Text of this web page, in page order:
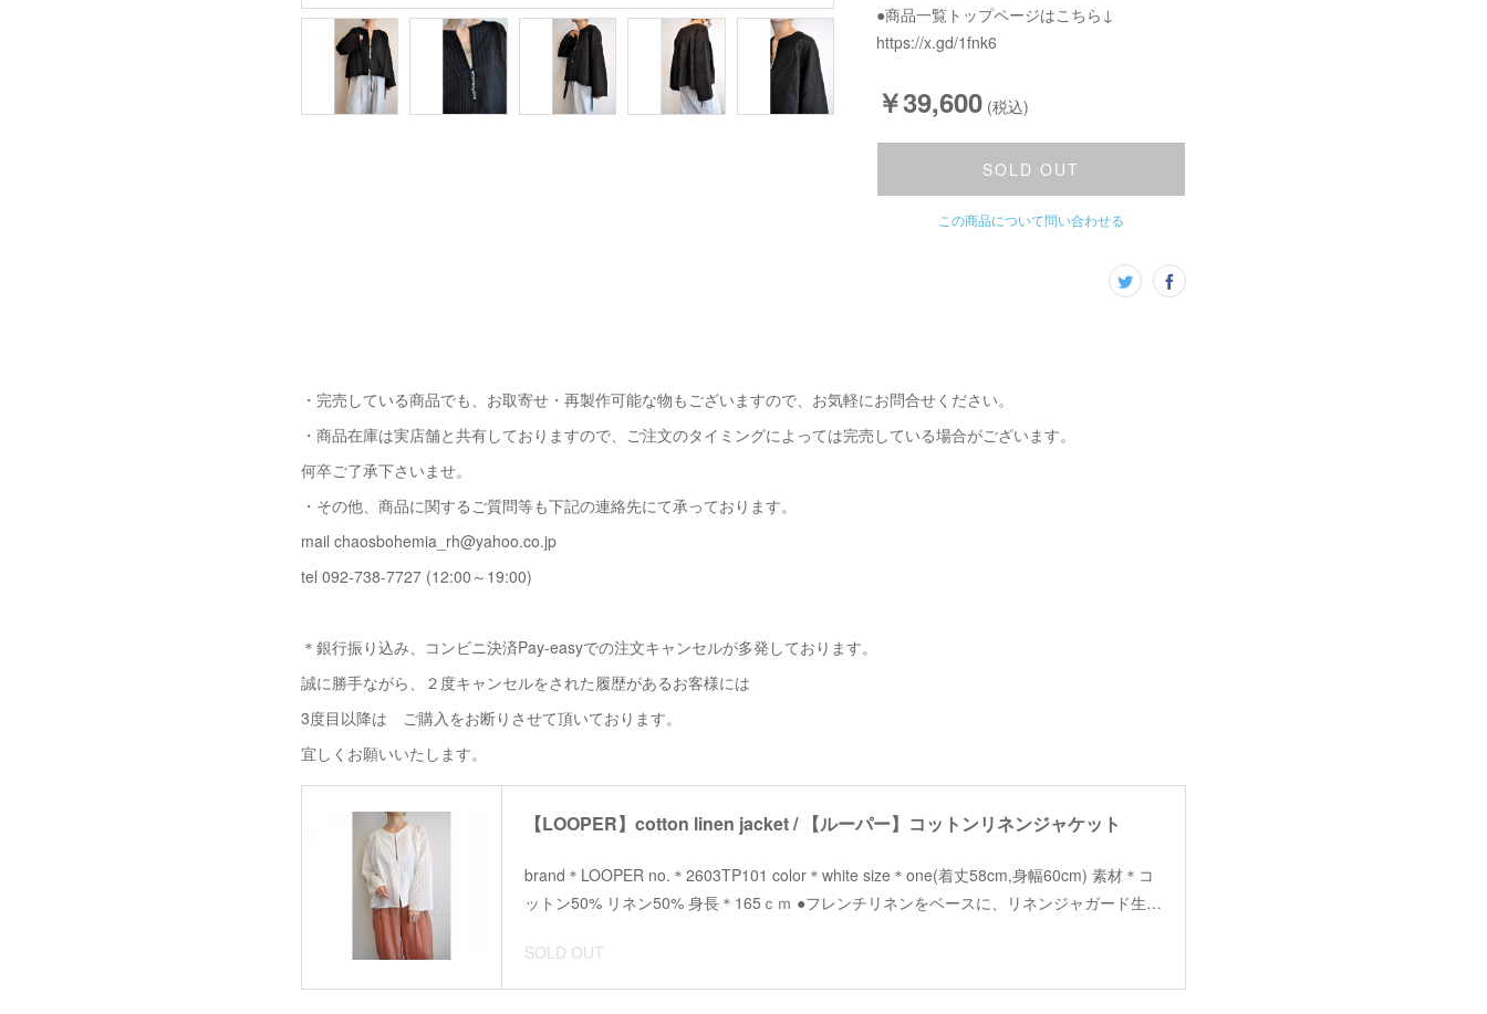
●商品一覧トップページはこちら↓
https://x.gd/1fnk6
￥39,600 (税込)
SOLD OUT
この商品について問い合わせる
・完売している商品でも、お取寄せ・再製作可能な物もございますので、お気軽にお問合せください。
・商品在庫は実店舗と共有しておりますので、ご注文のタイミングによっては完売している場合がございます。
何卒ご了承下さいませ。
・その他、商品に関するご質問等も下記の連絡先にて承っております。
mail chaosbohemia_rh@yahoo.co.jp
tel 092-738-7727 (12:00～19:00)
＊銀行振り込み、コンビニ決済Pay-easyでの注文キャンセルが多発しております。
誠に勝手ながら、２度キャンセルをされた履歴があるお客様には
3度目以降は ご購入をお断りさせて頂いております。
宜しくお願いいたします。
【LOOPER】cotton linen jacket / 【ルーパー】コットンリネンジャケット
brand＊LOOPER no.＊2603TP101 color＊white size＊one(着丈58cm,身幅60cm) 素材＊コ
ットン50% リネン50% 身長＊165ｃｍ ●フレンチリネンをベースに、リネンジャガード生…
SOLD OUT